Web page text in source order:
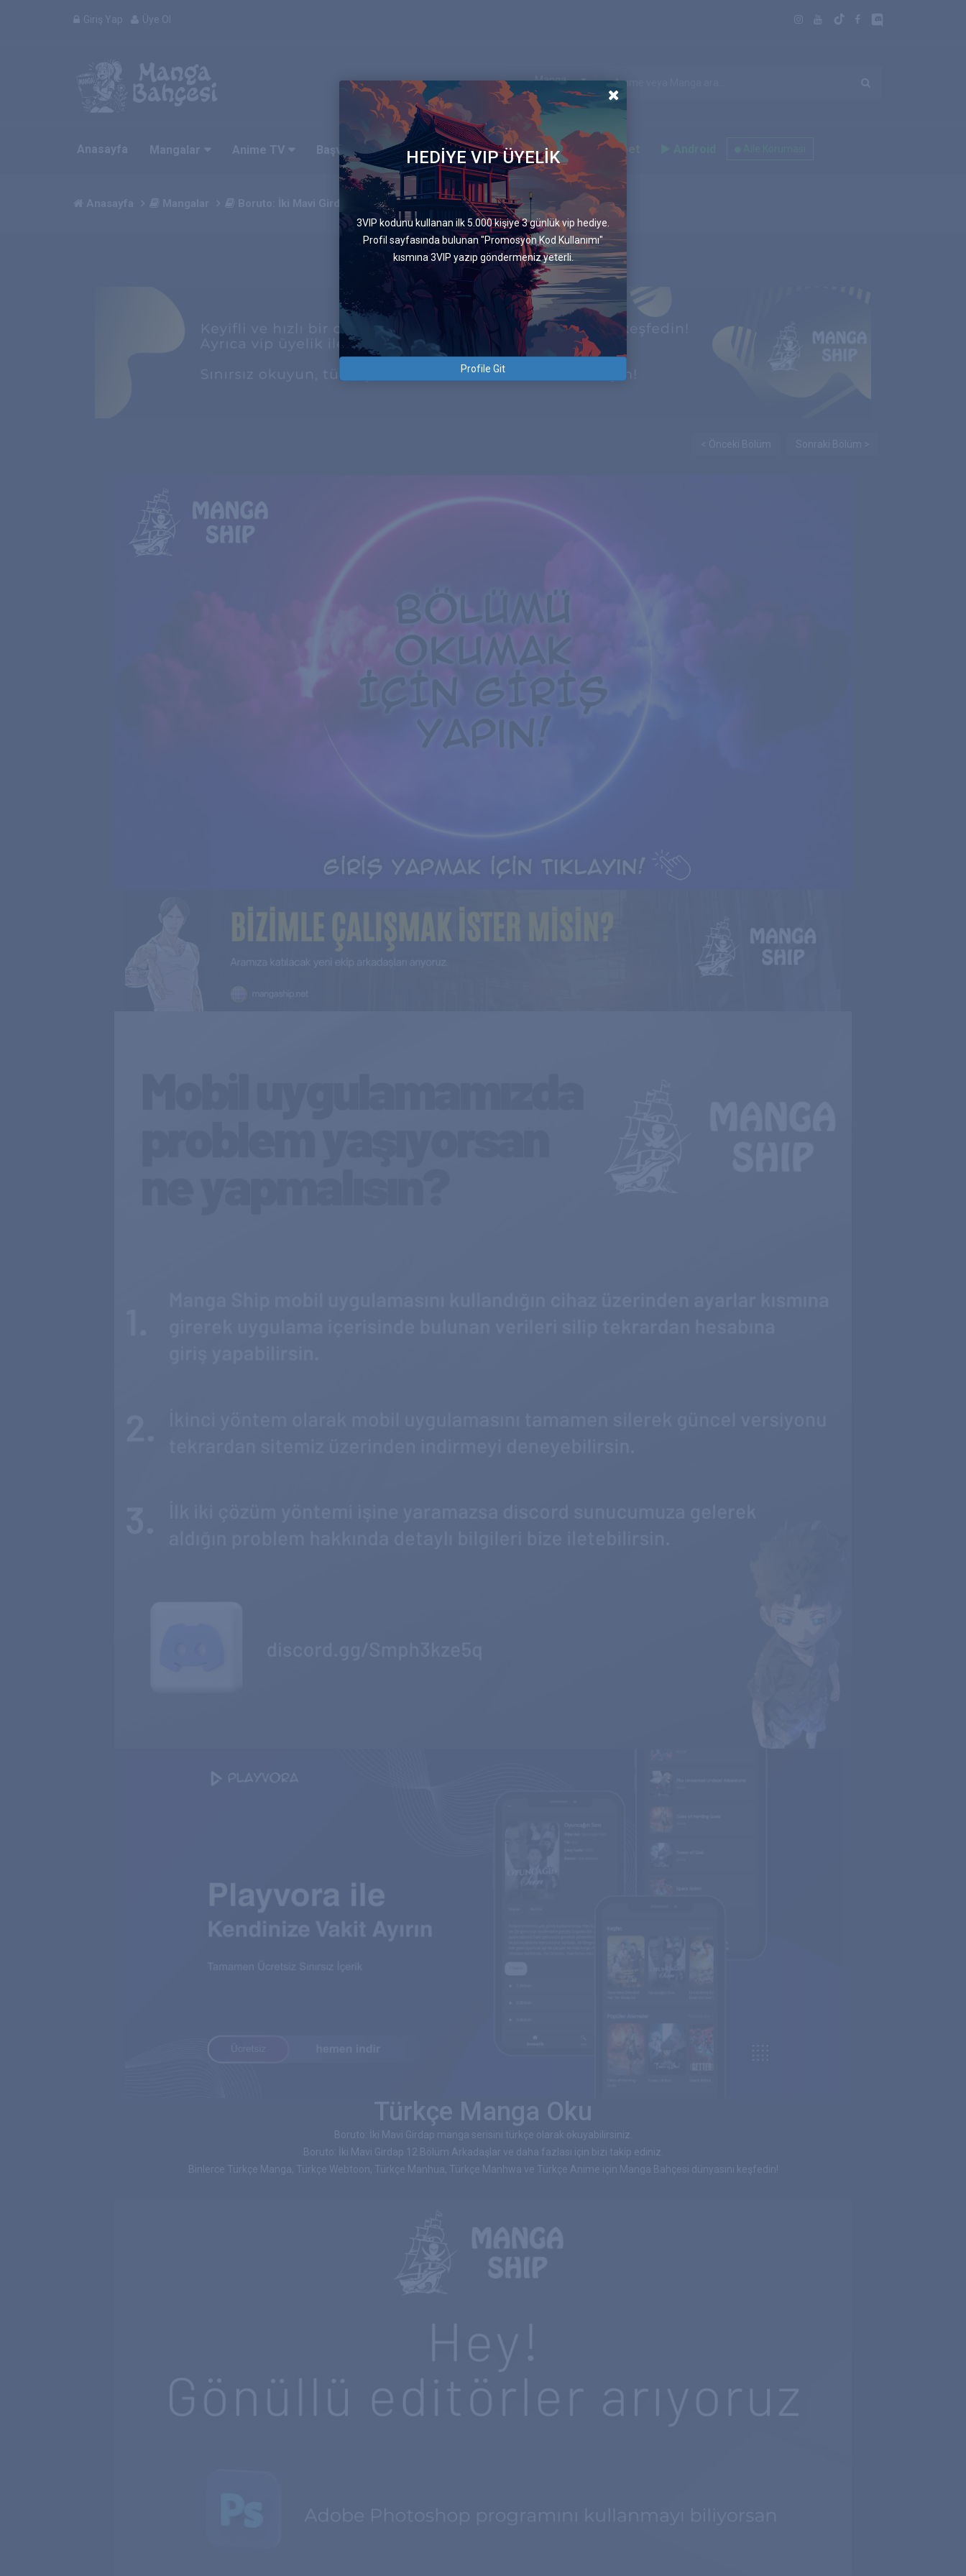
Giriş Yap Üye Ol
Manga
Anasayfa Mangalar Anime TV Başvurular Ekip Blog İletişim Canlı Sohbet
12.Bölüm Arkadaşlar
Türkçe Manga Oku
Boruto: İki Mavi Girdap manga serisini türkçe olarak okuyabilirsiniz.
Boruto: İki Mavi Girdap 12.Bölüm Arkadaşlar ve daha fazlası için bizi takip ediniz.
Binlerce Türkçe Manga, Türkçe Webtoon, Türkçe Manhua, Türkçe Manhwa ve Türkçe Anime için Manga Bahçesi dünyasını keşfedin!
HEDİYE VIP ÜYELİK
3VIP kodunu kullanan ilk 5.000 kişiye 3 günlük vip hediye.
Profil sayfasında bulunan "Promosyon Kod Kullanımı"
kısmına 3VIP yazıp göndermeniz yeterli.
Profile Git